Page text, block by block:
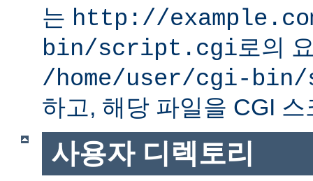
는 http://
bin/script.cgi로의
/home/user/cgi-
하고, 해당 파일을 CGI
사용자 디렉토리